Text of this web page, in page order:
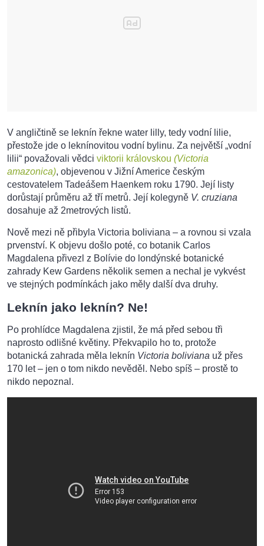
V angličtině se leknín řekne water lilly, tedy vodní lilie,
přestože jde o leknínovitou vodní bylinu. Za největší „vodní
lilii“ považovali vědci viktorii královskou (Victoria
amazonica), objevenou v Jižní Americe českým
cestovatelem Tadeášem Haenkem roku 1790. Její listy
dorůstají průměru až tří metrů. Její kolegyně V. cruziana
dosahuje až 2metrových listů.
Nově mezi ně přibyla Victoria boliviana – a rovnou si vzala
prvenství. K objevu došlo poté, co botanik Carlos
Magdalena přivezl z Bolívie do londýnské botanické
zahrady Kew Gardens několik semen a nechal je vykvést
ve stejných podmínkách jako měly další dva druhy.
Leknín jako leknín? Ne!
Po prohlídce Magdalena zjistil, že má před sebou tři
naprosto odlišné květiny. Překvapilo ho to, protože
botanická zahrada měla leknín Victoria boliviana už přes
170 let – jen o tom nikdo nevěděl. Nebo spíš – prostě to
nikdo nepoznal.